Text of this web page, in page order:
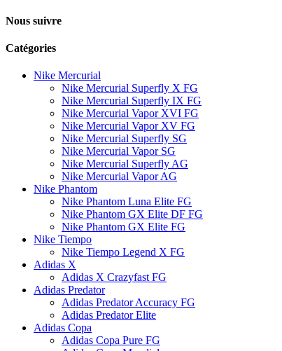
Nous suivre
Catégories
Nike Mercurial
Nike Mercurial Superfly X FG
Nike Mercurial Superfly IX FG
Nike Mercurial Vapor XVI FG
Nike Mercurial Vapor XV FG
Nike Mercurial Superfly SG
Nike Mercurial Vapor SG
Nike Mercurial Superfly AG
Nike Mercurial Vapor AG
Nike Phantom
Nike Phantom Luna Elite FG
Nike Phantom GX Elite DF FG
Nike Phantom GX Elite FG
Nike Tiempo
Nike Tiempo Legend X FG
Adidas X
Adidas X Crazyfast FG
Adidas Predator
Adidas Predator Accuracy FG
Adidas Predator Elite
Adidas Copa
Adidas Copa Pure FG